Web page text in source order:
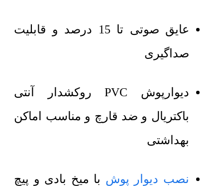
عایق صوتی تا 15 درصد و قابلیت
صداگیری
دیوارپوش PVC روکشدار آنتی
باکتریال و ضد قارچ و مناسب اماکن
بهداشتی
نصب دیوار پوش با میخ بادی و پیچ